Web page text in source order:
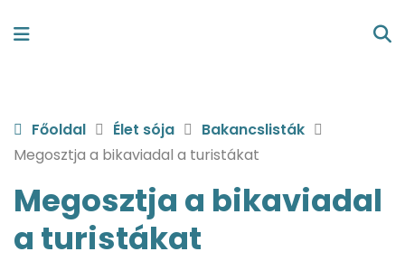
Főoldal Élet sója
Bakancslisták
Megosztja a bikaviadal a turistákat
Megosztja a bikaviadal
a turistákat